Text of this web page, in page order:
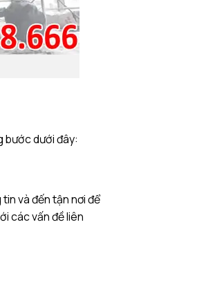
bước dưới đây:
và đến tận nơi để
các vấn đề liên